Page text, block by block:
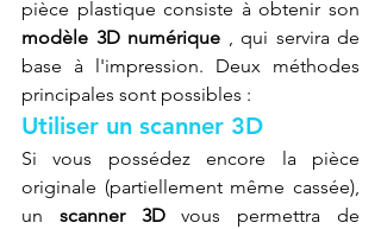
modèle 3D numérique , qui servira de
base à l'impression. Deux méthodes
principales sont possibles :
Utiliser un scanner 3D
Si vous possédez encore la pièce
originale (partiellement même cassée),
un scanner 3D vous permettra de